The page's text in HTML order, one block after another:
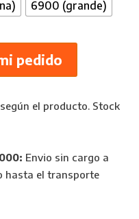
6900 (grande)
pedido
el producto. Stock
Envio sin cargo a
hasta el transporte